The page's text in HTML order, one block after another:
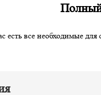
есть все необходимые